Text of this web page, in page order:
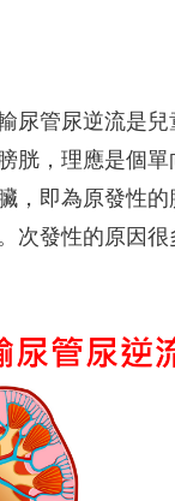
尿管尿逆流是
胱，理應是個單
，即為原發性
次發性的原因